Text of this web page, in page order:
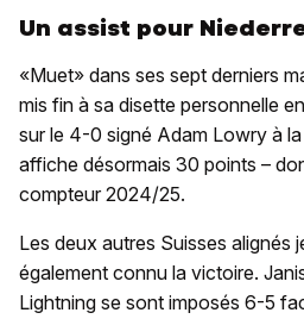
Un assist pour
«Muet» dans ses sept derniers
mis fin à sa disette personnelle
sur le 4-0 signé Adam Lowry à
affiche désormais 30 points –
compteur 2024/25.
Les deux autres Suisses alignés
également connu la victoire.
Lightning se sont imposés 6-5